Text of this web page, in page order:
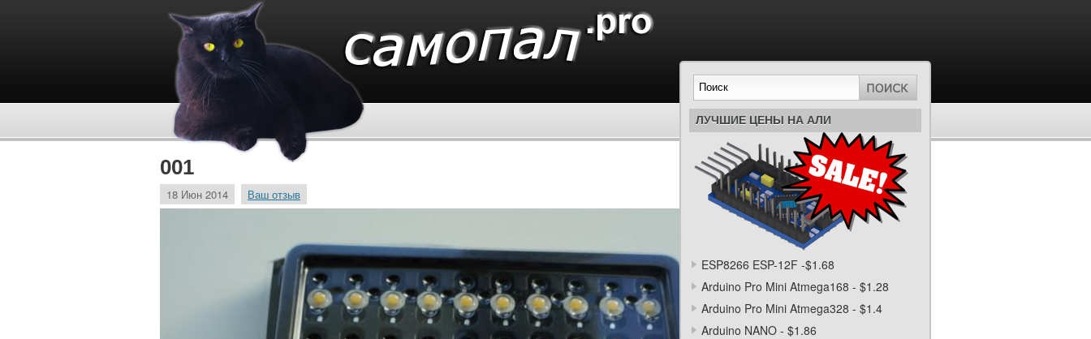
001
18 Июн 2014 Ваш отзыв
ЛУЧШИЕ ЦЕНЫ НА АЛИ
ESP8266 ESP-12F -$1.68
Arduino Pro Mini Atmega168 - $1.28
Arduino Pro Mini Atmega328 - $1.4
Arduino NANO - $1.86